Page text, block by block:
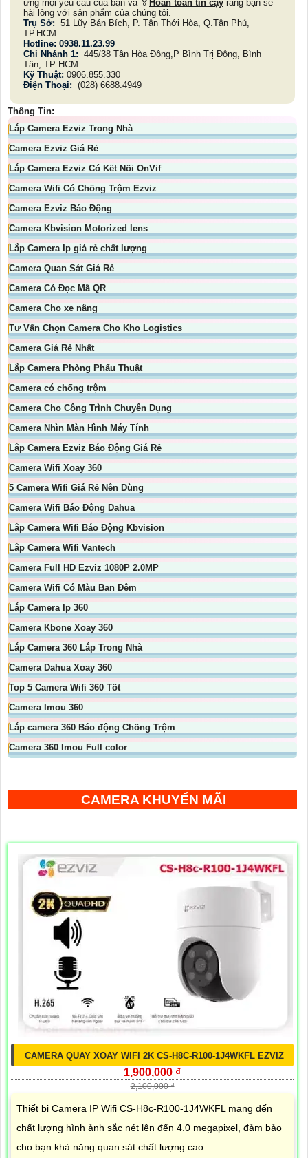
ứng mọi yêu cầu của bạn và ️🏅️ Hoàn toàn tin cậy rằng bạn sẽ
hài lòng với sản phẩm của chúng tôi.
Trụ Sở: 51 Lũy Bán Bích, P. Tân Thới Hòa, Q.Tân Phú,
TP.HCM
Hotline: 0938.11.23.99
Chi Nhánh 1: 445/38 Tân Hòa Đông,P Bình Trị Đông, Bình
Tân, TP HCM
Kỹ Thuật: 0906.855.330
Điện Thoại: (028) 6688.4949
Thông Tin:
Lắp Camera Ezviz Trong Nhà
Camera Ezviz Giá Rẻ
Lắp Camera Ezviz Có Kết Nối OnVif
Camera Wifi Có Chống Trộm Ezviz
Camera Ezviz Báo Động
Camera Kbvision Motorized lens
Lắp Camera Ip giá rẻ chất lượng
Camera Quan Sát Giá Rẻ
Camera Có Đọc Mã QR
Camera Cho xe nâng
Tư Vấn Chọn Camera Cho Kho Logistics
Camera Giá Rẻ Nhất
Lắp Camera Phòng Phẩu Thuật
Camera có chống trộm
Camera Cho Công Trình Chuyên Dụng
Camera Nhìn Màn Hình Máy Tính
Lắp Camera Ezviz Báo Động Giá Rẻ
Camera Wifi Xoay 360
5 Camera Wifi Giá Rẻ Nên Dùng
Camera Wifi Báo Động Dahua
Lắp Camera Wifi Báo Động Kbvision
Lắp Camera Wifi Vantech
Camera Full HD Ezviz 1080P 2.0MP
Camera Wifi Có Màu Ban Đêm
Lắp Camera Ip 360
Camera Kbone Xoay 360
Lắp Camera 360 Lắp Trong Nhà
Camera Dahua Xoay 360
Top 5 Camera Wifi 360 Tốt
Camera Imou 360
Lắp camera 360 Báo động Chống Trộm
Camera 360 Imou Full color
CAMERA KHUYẾN MÃI
CAMERA QUAY XOAY WIFI 2K CS-H8C-R100-1J4WKFL EZVIZ
1,900,000 ₫
2,100,000 ₫
Thiết bị Camera IP Wifi CS-H8c-R100-1J4WKFL mang đến
chất lượng hình ảnh sắc nét lên đến 4.0 megapixel, đảm bảo
cho bạn khả năng quan sát chất lượng cao